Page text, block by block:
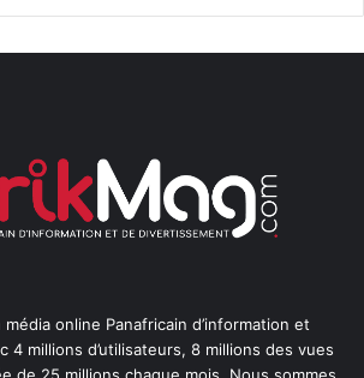
online Panafricain d’information et
4 millions d’utilisateurs, 8 millions des vues